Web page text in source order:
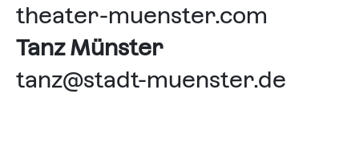
theater-muenster.com
Tanz Münster
tanz@stadt-muenster.de